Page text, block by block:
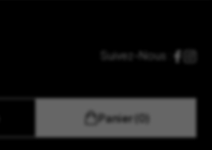
Suivez-Nous :
Panier (0)